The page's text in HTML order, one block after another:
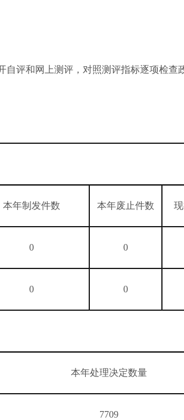
评和网上测评，对照测评指标逐项检
本年制发件数 本年废止件数
0 0
0 0
本年处理决定数量
7709